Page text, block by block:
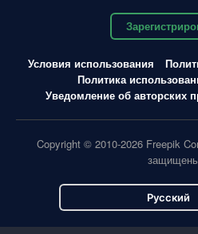
Условия использования
Политика
Уведомление об авторских
Copyright © 2010-2026 Freepik
Pусский